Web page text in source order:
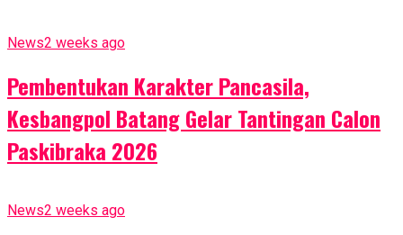
News2 weeks ago
Pembentukan Karakter Pancasila,
Kesbangpol Batang Gelar Tantingan Calon
Paskibraka 2026
News2 weeks ago